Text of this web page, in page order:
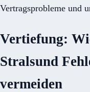
Vertragsprobleme und
Vertiefung:
Stralsund
vermeiden